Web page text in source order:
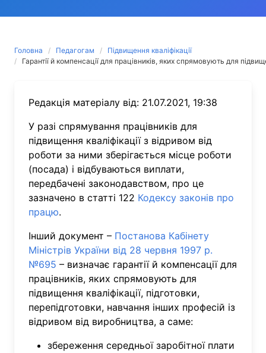
Головна Педагогам
Підвищення кваліфікації
Гарантії й компенсації для працівників, яких спрямовують для
Редакція матеріалу від: 21.07.2021, 19:38
У разі спрямування працівників для
підвищення кваліфікації з відривом від
роботи за ними зберігається місце роботи
(посада) і відбуваються виплати,
передбачені законодавством, про це
зазначено в статті 122 Кодексу законів про
працю.
Інший документ – Постанова Кабінету
Міністрів України від 28 червня 1997 р.
№695 – визначає гарантії й компенсації для
працівників, яких спрямовують для
підвищення кваліфікації, підготовки,
перепідготовки, навчання інших професій із
відривом від виробництва, а саме:
збереження середньої заробітної плати